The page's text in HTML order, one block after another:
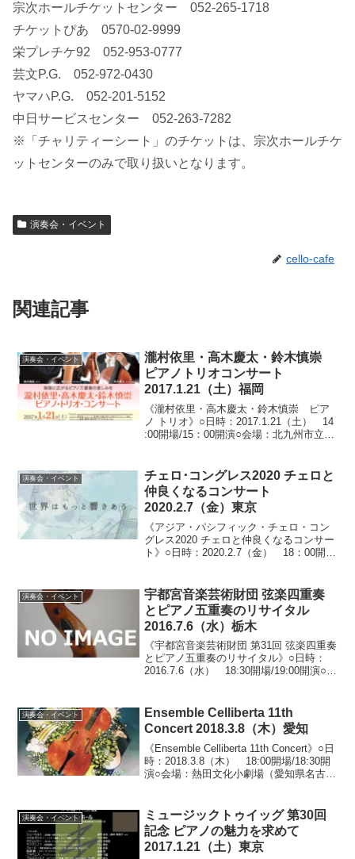
宗次ホールチケットセンター 052-265-1718
チケットぴあ 0570-02-9999
栄プレチケ92 052-953-0777
芸文P.G. 052-972-0430
ヤマハP.G. 052-201-5152
中日サービスセンター 052-263-7282
※「チャリティーシート」のチケットは、宗次ホールチケ
ットセンターのみで取り扱いとなります。
演奏会・イベント
cello-cafe
関連記事
演奏会・イベント
瀧村依里・高木慶太・鈴木慎崇
ピアノトリオコンサート
2017.1.21（土）福岡
《瀧村依里・高木慶太・鈴木慎崇 ピア
ノ トリオ》○日時：2017.1.21（土） 14
:00開場/15：00開演○会場：北九州市立
25（1990年以降生まれ...
演奏会・イベント
チェロ･コングレス2020 チェロと
仲良くなるコンサート
2020.2.7（金）東京
《アジア・パシフィック・チェロ・コン
グレス2020 チェロと仲良くなるコンサー
ト》○日時：2020.2.7（金） 18：00開
赤坂）○料金：一般 3,500...
演奏会・イベント
宇都宮音楽芸術財団 弦楽四重奏
とピアノ五重奏のリサイタル
2016.7.6（水）栃木
《宇都宮音楽芸術財団 第31回 弦楽四重奏
とピアノ五重奏のリサイタル》○日時：
2016.7.6（水） 18:30開場/19:00開演○会
3,000円○出演：植村太郎・西...
演奏会・イベント
Ensemble Celliberta 11th
Concert 2018.3.8（木）愛知
《Ensemble Celliberta 11th Concert》○日
時：2018.3.8（木） 18:00開場/18:30開
演○会場：熱田文化小劇場（愛知県名古屋
演奏会・イベント
ミュージックトゥイッグ 第30回
記念 ピアノの魅力を求めて
2017.1.21（土）東京